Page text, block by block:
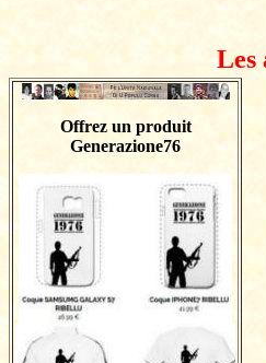
Les
Offrez un produit
Generazione76